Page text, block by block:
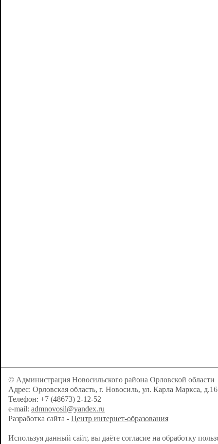
© Администрация Новосильского района Орловской области
Адрес: Орловская область, г. Новосиль, ул. Карла Маркса, д.16
Телефон: +7 (48673) 2-12-52
e-mail: admnovosil@yandex.ru
Разработка сайта - Центр интернет-образования
Используя данный сайт, вы даёте согласие на обработку